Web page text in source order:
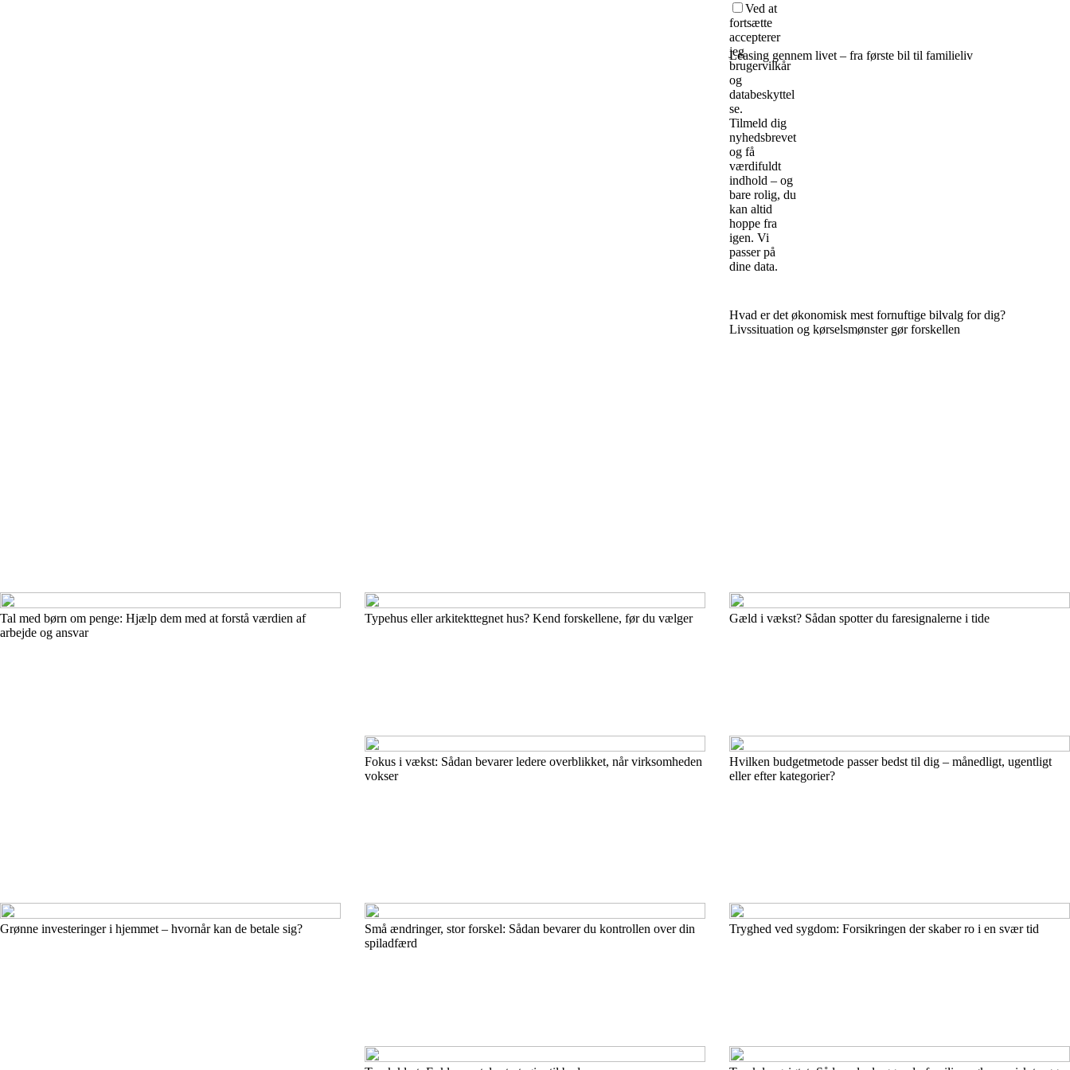
Ved at
fortsætte
accepterer
jeg
brugervilkår
og
databeskyttel
se.
Tilmeld dig
nyhedsbrevet
og få
værdifuldt
indhold – og
bare rolig, du
kan altid
hoppe fra
igen. Vi
passer på
dine data.
Leasing gennem livet – fra første bil til familieliv
Hvad er det økonomisk mest fornuftige bilvalg for dig?
Livssituation og kørselsmønster gør forskellen
Tal med børn om penge: Hjælp dem med at forstå værdien af
arbejde og ansvar
Typehus eller arkitekttegnet hus? Kend forskellene, før du vælger
Fokus i vækst: Sådan bevarer ledere overblikket, når virksomheden
vokser
Gæld i vækst? Sådan spotter du faresignalerne i tide
Hvilken budgetmetode passer bedst til dig – månedligt, ugentligt
eller efter kategorier?
Grønne investeringer i hjemmet – hvornår kan de betale sig?
Små ændringer, stor forskel: Sådan bevarer du kontrollen over din
spiladfærd
Tryghed ved sygdom: Forsikringen der skaber ro i en svær tid